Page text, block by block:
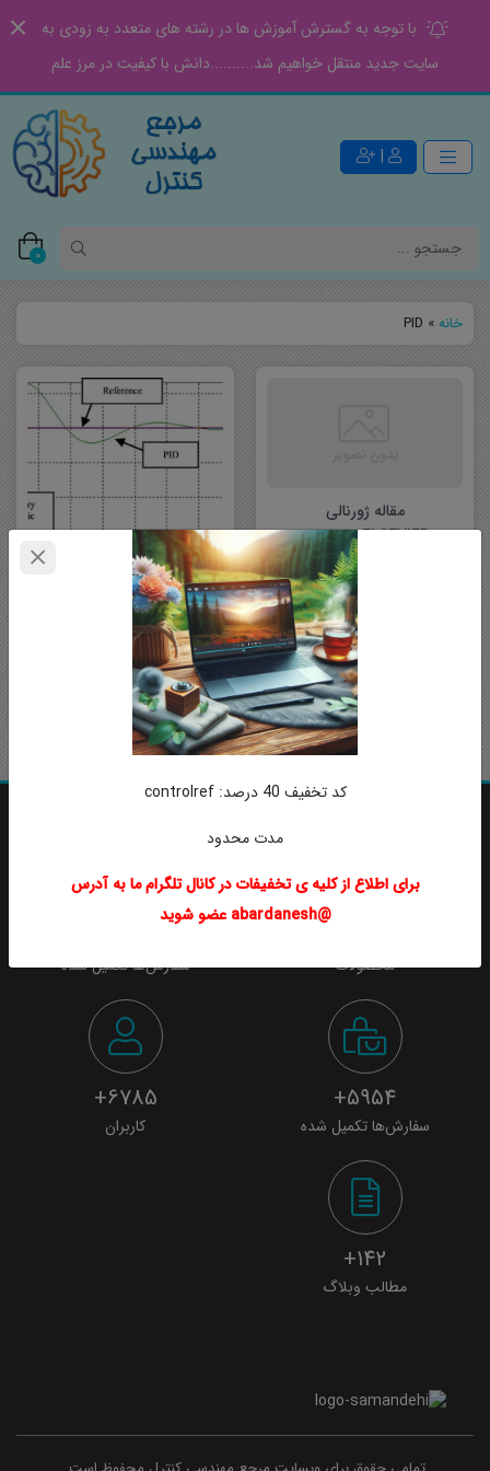
با توجه به گسترش آموزش ها در رشته های متعدد به زودی به
سایت جدید منتقل خواهیم شد..........دانش با کیفیت در مرز علم
|
0
خانه»
PID
مقاله ژورنالی
ELSEVIER سال 2002
Robust PID controller design
via LMI approach طراحی
کنترل کننده PID مقاوم با رویکرد
LMI در مورد مقاله: در این مقاله
آموزش Fuzzy PID
روش فازی یکی از روش هاییه
که با روش های تحلیلی زیادی
تلفیق میشه. یکی از روش هایی
که پایه تمام روش…
محصولات سفارش‌ها تکمیل شده
5954+
سفارش‌ها تکمیل شده
6785+
کاربران
142+
مطالب وبلاگ
کد تخفیف 40 درصد: controlref
مدت محدود
برای اطلاع از کلیه ی تخفیفات در کانال تلگرام ما به آدرس
@abardanesh عضو شوید